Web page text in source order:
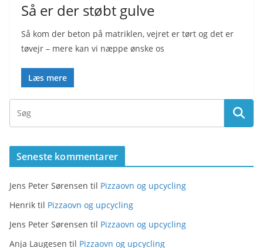
Så er der støbt gulve
Så kom der beton på matriklen, vejret er tørt og det er
tøvejr – mere kan vi næppe ønske os
Læs mere
Seneste kommentarer
Jens Peter Sørensen til Pizzaovn og upcycling
Henrik til Pizzaovn og upcycling
Jens Peter Sørensen til Pizzaovn og upcycling
Anja Laugesen til Pizzaovn og upcycling